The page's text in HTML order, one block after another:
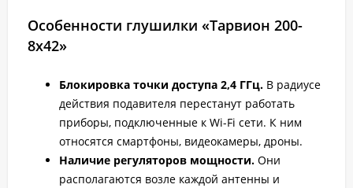
Особенности глушилки «Тарвион 200-
8х42»
Блокировка точки доступа 2,4 ГГц. В радиусе
действия подавителя перестанут работать
приборы, подключенные к Wi-Fi сети. К ним
относятся смартфоны, видеокамеры, дроны.
Наличие регуляторов мощности. Они
располагаются возле каждой антенны и